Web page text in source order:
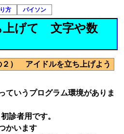
方 パイソン
上げて 文字や数
２） アイドルを立ち上げよう
ていうプログラム環境がありま
診者用です。
かいます